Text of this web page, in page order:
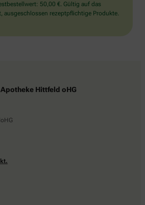
50,00 €. Gültig auf das
ausgeschlossen rezeptpflichtige Produkte.
Hittfeld oHG